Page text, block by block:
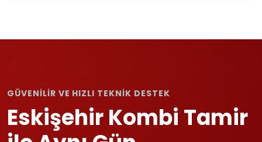
GÜVENİLİR VE HIZLI TEKNİK DESTEK
Eskişehir Kombi Tamir